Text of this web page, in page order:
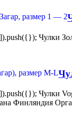
Чулки
Чулки
Финляндия